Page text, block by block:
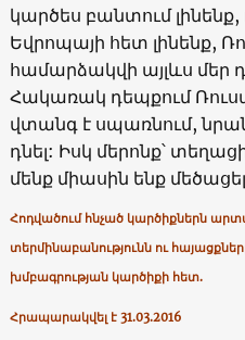
կարծես բանտում լինենք,
Եվրոպայի հետ լինենք,
համարձակվի այլևս մեր
Հակառակ դեպքում
վտանգ է սպառնում,
դնել: Իսկ մերոնք՝
մենք միասին ենք
Հոդվածում հնչած կարծիքներն
տերմինաբանությունն ու
խմբագրության կարծիքի հետ.
Հրապարակվել է 31.03.2016